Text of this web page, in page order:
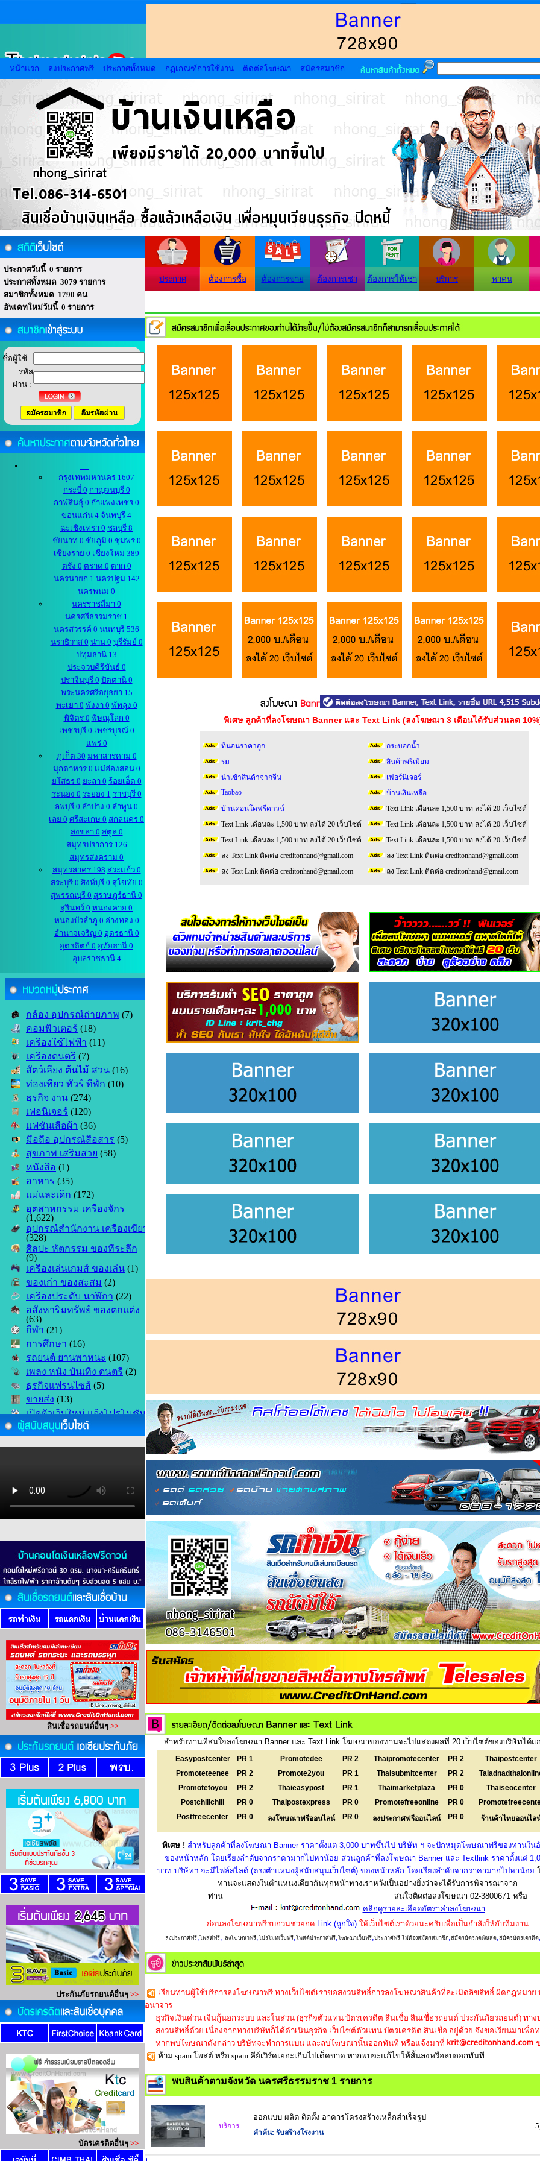
หน้าแรก ลงประกาศฟรี ประกาศทั้งหมด กฏเกณฑ์การใช้งาน ติดต่อโฆษณา สมัครสมาชิก
ประกาศวันนี้ 0 รายการ
ประกาศทั้งหมด 3079 รายการ
สมาชิกทั้งหมด 1790 คน
อัพเดทใหม่วันนี้ 0 รายการ
ชื่อผู้ใช้ :
รหัส
ผ่าน :
กรุงเทพมหานคร 1607
กระบี่ 0 กาญจนบุรี 0
กาฬสินธุ์ 0 กำแพงเพชร 0
ขอนแก่น 4 จันทบุรี 4
ฉะเชิงเทรา 0 ชลบุรี 8
ชัยนาท 0 ชัยภูมิ 0 ชุมพร 0
เชียงราย 0 เชียงใหม่ 389
ตรัง 0 ตราด 0 ตาก 0
นครนายก 1 นครปฐม 142
นครพนม 0
นครราชสีมา 0
นครศรีธรรมราช 1
นครสวรรค์ 0 นนทบุรี 536
นราธิวาส 0 น่าน 0 บุรีรัมย์ 0
ปทุมธานี 13
ประจวบคีรีขันธ์ 0
ปราจีนบุรี 0 ปัตตานี 0
พระนครศรีอยุธยา 15
พะเยา 0 พังงา 0 พัทลุง 0
พิจิตร 0 พิษณุโลก 0
เพชรบุรี 0 เพชรบูรณ์ 0
แพร่ 0
ภูเก็ต 30 มหาสารคาม 0
มุกดาหาร 0 แม่ฮ่องสอน 0
ยโสธร 0 ยะลา 0 ร้อยเอ็ด 0
ระนอง 0 ระยอง 1 ราชบุรี 0
ลพบุรี 0 ลำปาง 0 ลำพูน 0
เลย 0 ศรีสะเกษ 0 สกลนคร 0
สงขลา 0 สตูล 0
สมุทรปราการ 126
สมุทรสงคราม 0
สมุทรสาคร 198 สระแก้ว 0
สระบุรี 0 สิงห์บุรี 0 สุโขทัย 0
สุพรรณบุรี 0 สุราษฎร์ธานี 0
สุรินทร์ 0 หนองคาย 0
หนองบัวลำภู 0 อ่างทอง 0
อำนาจเจริญ 0 อุดรธานี 0
อุตรดิตถ์ 0 อุทัยธานี 0
อุบลราชธานี 4
ประกาศ ต้องการซื้อ ต้องการขาย ต้องการเช่า ต้องการให้เช่า บริการ หาคน
พิเศษ ลูกค้าที่ลงโฆษณา Banner และ Text Link (ลงโฆษณา 3 เดือนได้รับส่วนลด
ที่นอนราคาถูก
กระบอกน้ำ
ร่ม
สินค้าพรีเมี่ยม
นำเข้าสินค้าจากจีน
เฟอร์นิเจอร์
Taobao
บ้านเงินเหลือ
บ้านคอนโดฟรีดาวน์
Text Link เดือนละ 1,500 บาท ลงได้ 20 เว็บไซต์
Text Link เดือนละ 1,500 บาท ลงได้ 20 เว็บไซต์
Text Link เดือนละ 1,500 บาท ลงได้ 20 เว็บไซต์
Text Link เดือนละ 1,500 บาท ลงได้ 20 เว็บไซต์
Text Link เดือนละ 1,500 บาท ลงได้ 20 เว็บไซต์
ลง Text Link ติดต่อ creditonhand@gmail.com
ลง Text Link ติดต่อ creditonhand@gmail.com
ลง Text Link ติดต่อ creditonhand@gmail.com
ลง Text Link ติดต่อ creditonhand@gmail.com
สำหรับท่านที่สนใจลงโฆษณา Banner และ Text Link โฆษณาของท่านจะไปแสดงผลที่ 20 เว็บไซต์ของบริษัทได้แ
Easypostcenter
PR 1
Promoteteenee
PR 2
Promotetoyou
PR 2
Postchillchill
PR 0
Postfreecenter
PR 0
Promotedee
PR 2
Promote2you
PR 1
Thaieasypost
PR 1
Thaipostexpress
PR 0
ลงโฆษณาฟรีออนไลน์
PR 0
Thaipromotecenter
PR 2
Thaisubmitcenter
PR 2
Thaimarketplaza
PR 0
Promotefreeonline
PR 0
ลงประกาศฟรีออนไลน์
PR 0
Thaipostcenter
Thaiseocenter
ร้านค้าไทยออนไล
พิเศษ ! สำหรับลูกค้าที่ลงโฆษณา Banner ราคาตั้งแต่ 3,000 บาทขึ้นไป บริษัท ฯ จะปักหมุดโฆษณาฟรีของท่านใน
ของหน้าหลัก โดยเรียงลำดับจากราคามากไปหาน้อย ส่วนลูกค้าที่ลงโฆษณา Banner และ Textlink ราคาตั้งแต่
บาท บริษัทฯ จะมีไฟล์สไลด์ (ตรงตำแหน่งผู้สนับสนุนเว็บไซต์) ของหน้าหลัก โดยเรียงลำดับจากราคามากไปหาน้อย
ท่านจะแสดงในตำแหน่งเดียวกันทุกหน้าทางเราหวังเป็นอย่างยิ่งว่าจะได้รับการพิจารณาจาก
ท่าน
สนใจติดต่อลงโฆษณา 02-3800671 หรือ
คลิกดูรายละเอียดอัตราค่าลงโฆษณา
ก่อนลงโฆษณาฟรีรบกวนช่วยกด Link (ถูกใจ) ให้เว็บไซต์เราด้วยนะครับเพื่อเป็นกำลังให้กับทีมงาน
ลงประกาศฟรี,โพสต์ฟรี, ลงโฆษณาฟรี,โปรโมทเว็บฟรี,โพสต์ประกาศฟรี,โฆษณาเว็บฟรี,ประกาศฟรี ไม่ต้องสมัครสมาชิก,สมัครบัตรกดเงินสด,สมัครบัตรเครดิต
เรียนท่านผู้ใช้บริการลงโฆษณาฟรี ทางเว็บไซต์เราขอสงวนสิทธิ์การลงโฆษณาสินค้าที่ละเมิดลิขสิทธิ์ ผิดกฎหมาย
อนาจาร
ธุรกิจเงินด่วน เงินกู้นอกระบบ และในส่วน (ธุรกิจตัวแทน บัตรเครดิต สินเชื่อ สินเชื่อรถยนต์ ประกันภัยรถยนต์) ทา
สงวนสิทธิ์ด้วย เนื่องจากทางบริษัทก็ได้ดำเนินธุรกิจ เว็บไซต์ตัวแทน บัตรเครดิต สินเชื่อ อยู่ด้วย จึงขอเรียนมาเพื่อ
หากพบโฆษณาดังกล่าว บริษัทจะทำการแบน และลบโฆษณานั้นออกทันที หรือแจ้งมาที่
ห้าม spam โพสต์ หรือ spam คีย์เวิร์ดเยอะเกินไปเด็ดขาด หากพบจะแก้ไขให้สั้นลงหรือลบออกทันที
พบสินค้าตามจังหวัด นครศรีธรรมราช 1 รายการ
บริการ
ออกแบบ ผลิต ติดตั้ง อาคารโครงสร้างเหล็กสำเร็จรูป
คำค้น: รับสร้างโรงงาน